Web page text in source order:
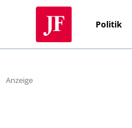
Politik
Anzeige